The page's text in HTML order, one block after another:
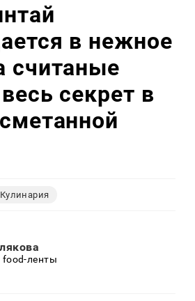
в нежное
считаные
секрет в
Кулинария
food-ленты